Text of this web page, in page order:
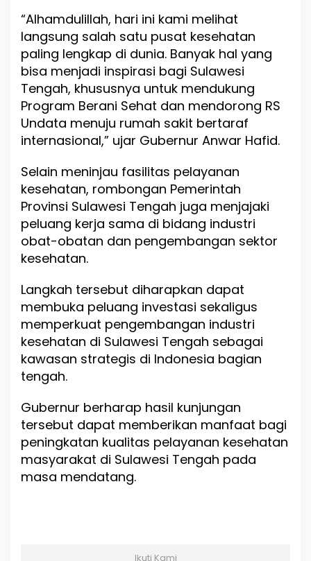
i
n
a
“Alhamdulillah, hari ini kami melihat
langsung salah satu pusat kesehatan
paling lengkap di dunia. Banyak hal yang
bisa menjadi inspirasi bagi Sulawesi
Tengah, khususnya untuk mendukung
Program Berani Sehat dan mendorong RS
Undata menuju rumah sakit bertaraf
internasional,” ujar Gubernur Anwar Hafid.
Selain meninjau fasilitas pelayanan
kesehatan, rombongan Pemerintah
Provinsi Sulawesi Tengah juga menjajaki
peluang kerja sama di bidang industri
obat-obatan dan pengembangan sektor
kesehatan.
Langkah tersebut diharapkan dapat
membuka peluang investasi sekaligus
memperkuat pengembangan industri
kesehatan di Sulawesi Tengah sebagai
kawasan strategis di Indonesia bagian
tengah.
Gubernur berharap hasil kunjungan
tersebut dapat memberikan manfaat bagi
peningkatan kualitas pelayanan kesehatan
masyarakat di Sulawesi Tengah pada
masa mendatang.
Ikuti Kami